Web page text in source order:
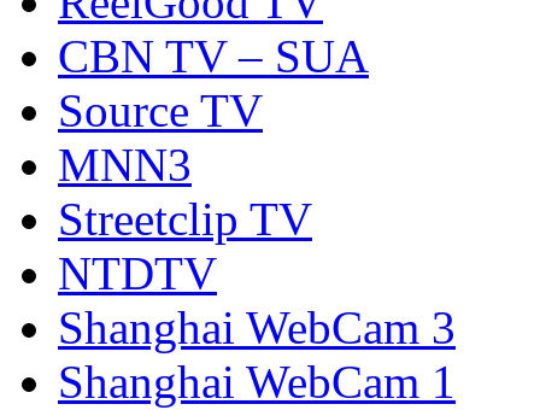
CBN TV – SUA
Source TV
MNN3
Streetclip TV
NTDTV
Shanghai WebCam 3
Shanghai WebCam 1